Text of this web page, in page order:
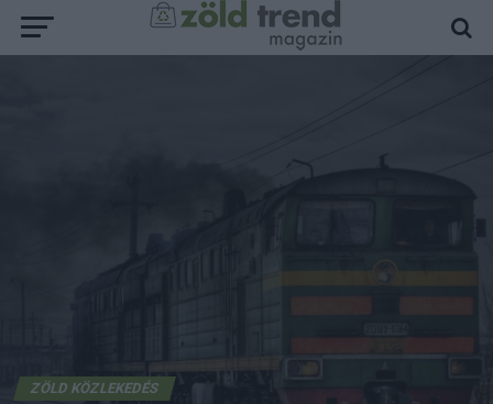
ZÖLD KÖZLEKEDÉS